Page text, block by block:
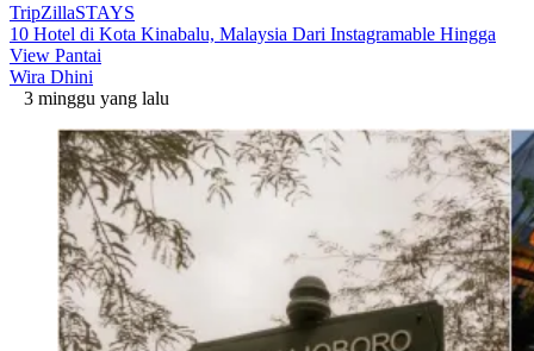
TripZillaSTAYS
10 Hotel di Kota Kinabalu, Malaysia Dari Instagramable Hingga
View Pantai
Wira Dhini
3 minggu yang lalu